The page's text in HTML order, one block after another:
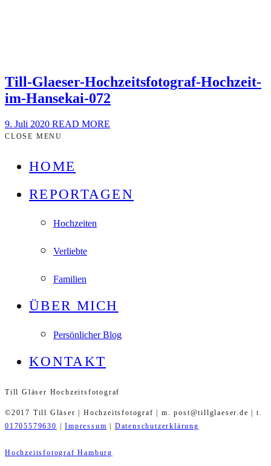
Till-Glaeser-Hochzeitsfotograf-Hochzeit-
im-Hansekai-072
9. Juli 2020 READ MORE
CLOSE MENU
HOME
REPORTAGEN
Hochzeiten
Verliebte
Familien
ÜBER MICH
Persönlicher Blog
KONTAKT
Till Gläser Hochzeitsfotograf
©2017 Till Gläser | Hochzeitsfotograf | m. post@tillglaeser.de | t.
01705579630
|Impressum Datenschutzerklärung
Hochzeitsfotograf Hamburg